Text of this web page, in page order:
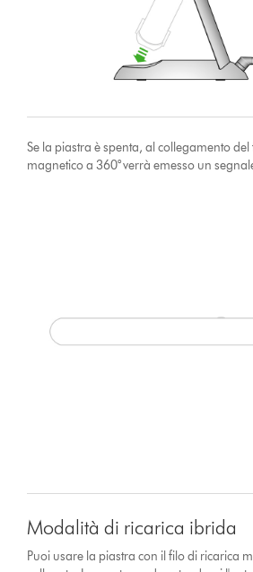
Se la piastra è spenta, al collegamento
magnetico a 360° verrà emesso un
Modalità di ricarica ibrida
Puoi usare la piastra con il filo di ricarica